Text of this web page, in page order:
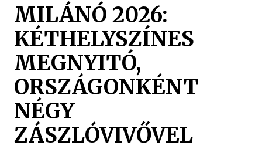
MILÁNÓ 2026:
KÉTHELYSZÍNES
MEGNYITÓ,
ORSZÁGONKÉNT
NÉGY
ZÁSZLÓVIVŐVEL